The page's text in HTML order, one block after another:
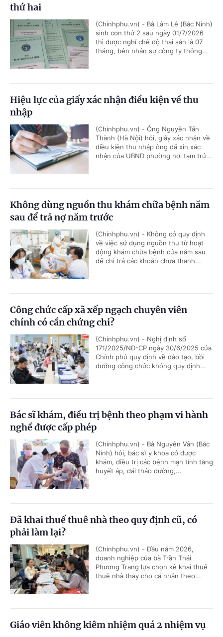
thứ hai
(Chinhphu.vn) - Bà Lâm Lê (Bắc Ninh)
sinh con thứ 2 sau ngày 01/7/2026
thì được nghỉ chế độ thai sản là 07
tháng, bên nhân sự công ty thông...
Hiệu lực của giấy xác nhận điều kiện về thu
nhập
(Chinhphu.vn) - Ông Nguyễn Tấn
Thành (Hà Nội) hỏi, giấy xác nhận về
điều kiện thu nhập ông đã xin xác
nhận của UBND phường nơi tạm trú...
Không dùng nguồn thu khám chữa bệnh năm
sau để trả nợ năm trước
(Chinhphu.vn) - Không có quy định
về việc sử dụng nguồn thu từ hoạt
động khám chữa bệnh của năm sau
để chi trả các khoản chưa thanh...
Công chức cấp xã xếp ngạch chuyên viên
chính có cần chứng chỉ?
(Chinhphu.vn) - Nghị định số
171/2025/NĐ-CP ngày 30/6/2025 của
Chính phủ quy định về đào tạo, bồi
dưỡng công chức không quy định...
Bác sĩ khám, điều trị bệnh theo phạm vi hành
nghề được cấp phép
(Chinhphu.vn) - Bà Nguyễn Vân (Bắc
Ninh) hỏi, bác sĩ y khoa có được
khám, điều trị các bệnh mạn tính tăng
huyết áp, đái tháo đường,...
Đã khai thuế thuê nhà theo quy định cũ, có
phải làm lại?
(Chinhphu.vn) - Đầu năm 2026,
doanh nghiệp của bà Trần Thái
Phương Trang lựa chọn kê khai thuế
thuê nhà thay cho cá nhân theo...
Giáo viên không kiêm nhiệm quá 2 nhiệm vụ